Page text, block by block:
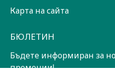
Карта на сайта
БЮЛЕТИН
Бъдете информиран за
промоции!